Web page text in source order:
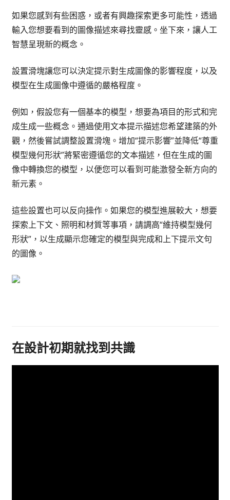
如果您感到有些困惑，或者有興趣探索更多可能性，透過
輸入您想要看到的圖像描述來尋找靈感。坐下來，讓人工
智慧呈現新的概念。
設置滑塊讓您可以決定提示對生成圖像的影響程度，以及
模型在生成圖像中遵循的嚴格程度。
例如，假設您有一個基本的模型，想要為項目的形式和完
成生成一些概念。通過使用文本提示描述您希望建築的外
觀，然後嘗試調整設置滑塊。增加“提示影響”並降低“尊重
模型幾何形狀”將緊密遵循您的文本描述，但在生成的圖
像中轉換您的模型，以便您可以看到可能激發全新方向的
新元素。
這些設置也可以反向操作。如果您的模型進展較大，想要
探索上下文、照明和材質等事項，請調高“維持模型幾何
形狀”，以生成顯示您確定的模型與完成和上下提示文句
的圖像。
在設計初期就找到共識